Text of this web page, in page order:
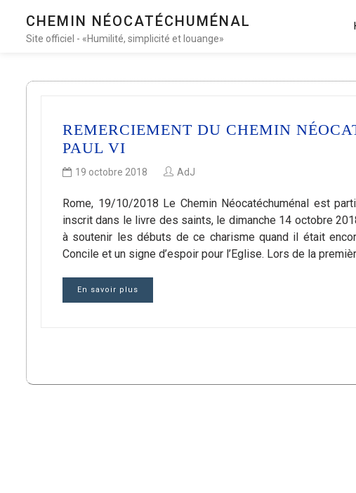
CHEMIN NÉOCATÉCHUMÉNAL
Site officiel - «Humilité, simplicité et louange»
REMERCIEMENT DU CHEMIN
PAUL VI
19 octobre 2018 AdJ
Rome, 19/10/2018 Le Chemin Néocatéchuménal est
inscrit dans le livre des saints, le dimanche 14 octobre
à soutenir les débuts de ce charisme quand il était
Concile et un signe d’espoir pour l’Eglise. Lors de la
En savoir plus